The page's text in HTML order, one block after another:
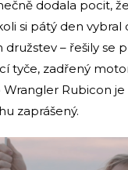
dodala pocit,
si pátý den vybral
– řešily se
tyče, zadřený
Wrangler Rubicon
zaprášený.